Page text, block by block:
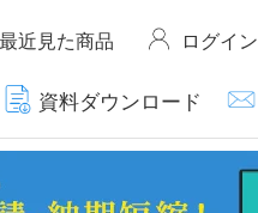
最近見た商品 ログイン
資料ダウンロード